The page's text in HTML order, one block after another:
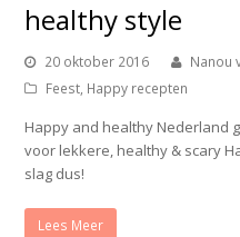
healthy style
20 oktober 2016
Nanou
Feest, Happy recepten
Happy and healthy Nederland
voor lekkere, healthy & scary
slag dus!
Lees Meer